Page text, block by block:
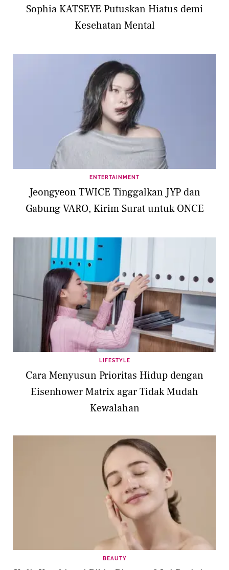
Sophia KATSEYE Putuskan Hiatus demi
Kesehatan Mental
ENTERTAINMENT
Jeongyeon TWICE Tinggalkan JYP dan
Gabung VARO, Kirim Surat untuk ONCE
LIFESTYLE
Cara Menyusun Prioritas Hidup dengan
Eisenhower Matrix agar Tidak Mudah
Kewalahan
BEAUTY